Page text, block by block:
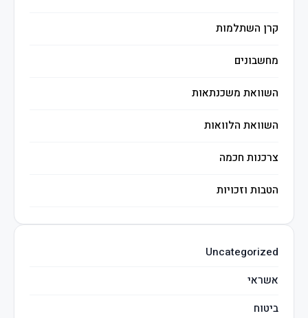
קרן השתלמות
מחשבונים
השוואת משכנתאות
השוואת הלוואות
צרכנות חכמה
הטבות וזכויות
השקעות חכמות
מיסים
Uncategorized
אשראי
ביטוח